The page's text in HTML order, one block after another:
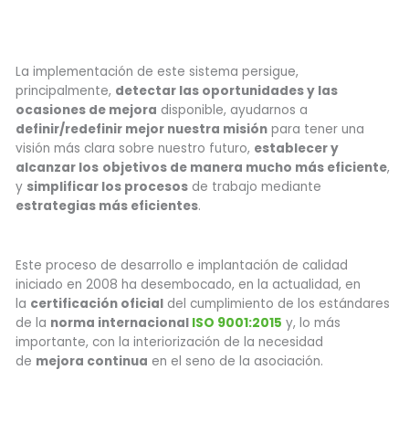
La implementación de este sistema persigue,
principalmente, detectar las oportunidades y las
ocasiones de mejora disponible, ayudarnos a
definir/redefinir mejor nuestra misión para tener una
visión más clara sobre nuestro futuro, establecer y
alcanzar los objetivos de manera mucho más eficiente,
y simplificar los procesos de trabajo mediante
estrategias más eficientes.
Este proceso de desarrollo e implantación de calidad
iniciado en 2008 ha desembocado, en la actualidad, en
la certificación oficial del cumplimiento de los estándares
de la norma internacional ISO 9001:2015 y, lo más
importante, con la interiorización de la necesidad
de mejora continua en el seno de la asociación.